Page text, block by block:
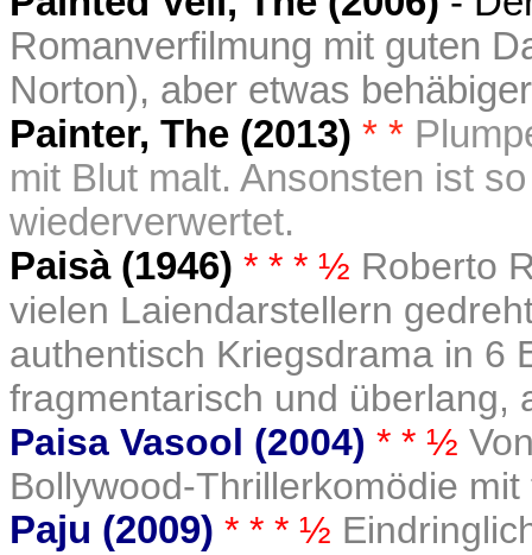
Romanverfilmung mit guten
Norton), aber etwas
Painter, The (2013) * *
mit Blut malt. Ansonsten ist
wiederverwertet.
Paisà (1946) * * * ½ Roberto
vielen Laiendarstellern
authentisch Kriegsdrama in 6
fragmentarisch und überlang,
Paisa Vasool (2004) * * ½
Bollywood-Thrillerkomödie
Paju (2009) * * * ½